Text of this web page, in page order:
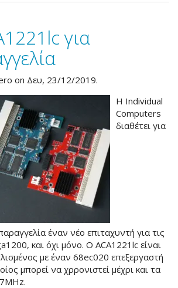
για
on Δευ, 23/12/2019.
Η Individual
Computers
διαθέτει για
έναν νέο επιταχυντή για τις
και όχι μόνο. Ο ACA1221lc είναι
με έναν 68ec020 επεξεργαστή
μπορεί να χρρονιστεί μέχρι και τα